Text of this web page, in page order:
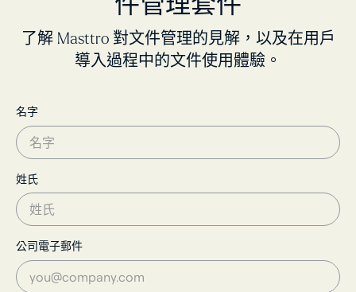
了解 Masttro 對文件管理的見解，以及在用戶
導入過程中的文件使用體驗。
名字
姓氏
公司電子郵件